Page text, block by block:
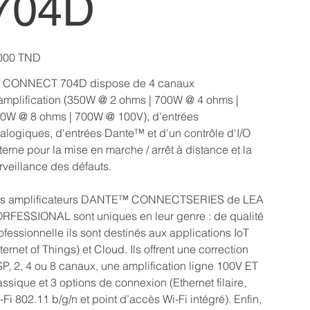
TND
CONNECT 704D dispose de 4 canaux
(350W @ 2 ohms | 700W @ 4 ohms |
@ 8 ohms | 700W @ 100V), d'entrées
d'entrées Dante™ et d'un contrôle d'I/O
pour la mise en marche / arrêt à distance et la
des défauts.
amplificateurs DANTE™ CONNECTSERIES de LEA
sont uniques en leur genre : de qualité
ils sont destinés aux applications IoT
of Things) et Cloud. Ils offrent une correction
2, 4 ou 8 canaux, une amplification ligne 100V ET
et 3 options de connexion (Ethernet filaire,
Fi 802.11 b/g/n et point d’accès Wi-Fi intégré). Enfin,